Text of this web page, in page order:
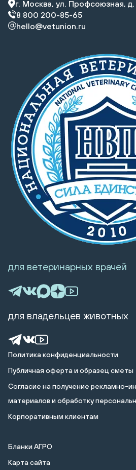
г. Москва, ул. Профсоюзная,
8 800 200-85-65
hello@vetunion.ru
Политика конфиденциальности
Публичная оферта и образец сметы
Cогласие на получение рекламно-
материалов и обработку
Корпоративным клиентам
Бланки АГРО
Карта сайта
для ветеринарных врачей
для владельцев животных